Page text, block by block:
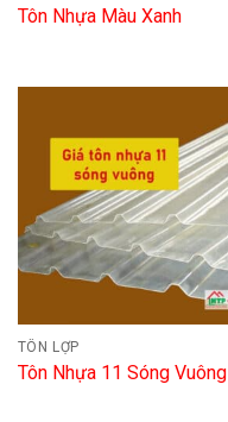
Tôn Nhựa Màu Xanh
TÔN LỢP
Tôn Nhựa 11 Sóng Vuông